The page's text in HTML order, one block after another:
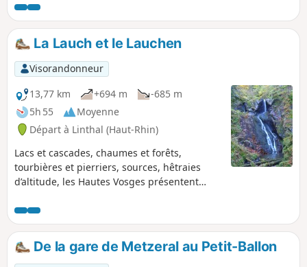
puis plus haut le Lac du Schiessrothried. Cette partie
comporte quelques passages techniques, mais la
récompense est au bout de l'effort. Le retour est plus facile
et emprunte des chemins forestiers ombragés et larges.
La Lauch et le Lauchen
Visorandonneur
13,77 km
+694 m
-685 m
5h 55
Moyenne
Départ à Linthal (Haut-Rhin)
Lacs et cascades, chaumes et forêts,
tourbières et pierriers, sources, hêtraies
d’altitude, les Hautes Vosges présentent
de paysages remarquables pour peu qu’on
accepte de gravir quelques pentes.
De la gare de Metzeral au Petit-Ballon